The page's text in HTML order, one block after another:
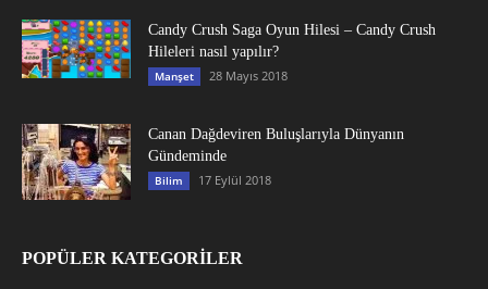
Candy Crush Saga Oyun Hilesi – Candy Crush
Hileleri nasıl yapılır?
Manşet 28 Mayıs 2018
Canan Dağdeviren Buluşlarıyla Dünyanın
Gündeminde
Bilim 17 Eylül 2018
POPÜLER KATEGORİLER